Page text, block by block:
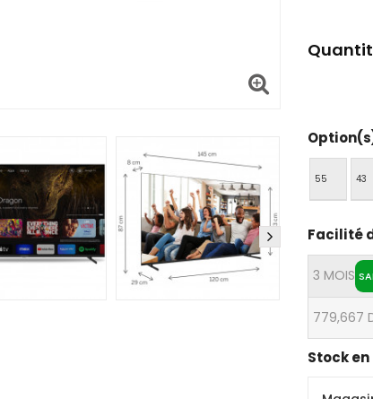
55 43
Facilité
3 MOIS
779,667
Stock